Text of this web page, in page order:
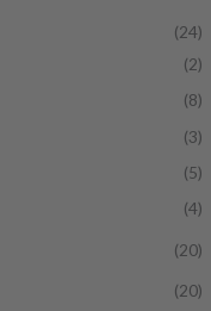
e
h
i
n
d
n
e
h
i
n
(24)
(2)
(8)
(3)
(5)
(4)
(20)
(20)